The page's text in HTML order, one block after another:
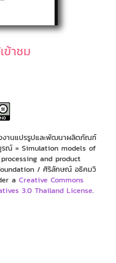
ข้าชม
งานแปรรูปและพัฒนาผลิตภัณฑ์
รณ์ = Simulation models of
and product
/ ศิริลักษณ์ อธิคมวิ
a Creative Commons
3.0 Thailand License.